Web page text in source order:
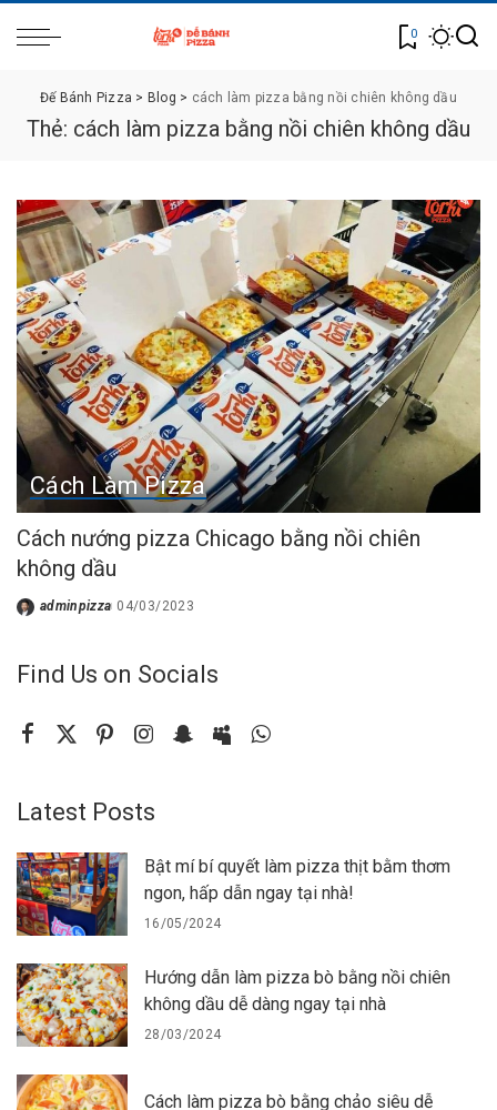
0
Đế Bánh Pizza > Blog > cách làm pizza bằng nồi chiên không dầu
Thẻ: cách làm pizza bằng nồi chiên không dầu
Cách Làm Pizza
Cách nướng pizza Chicago bằng nồi chiên
không dầu
Posted
adminpizza 04/03/2023
Find Us on Socials
Latest Posts
Bật mí bí quyết làm pizza thịt bằm thơm
ngon, hấp dẫn ngay tại nhà!
16/05/2024
Hướng dẫn làm pizza bò bằng nồi chiên
không dầu dễ dàng ngay tại nhà
28/03/2024
Cách làm pizza bò bằng chảo siêu dễ